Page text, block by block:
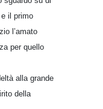
il primo
l’amato
per quello
alla grande
della